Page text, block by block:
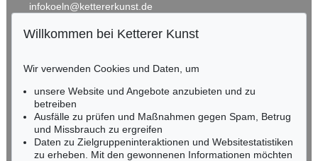
Auktion 523 - Lot 361
Ergebnis:€ 137.500
infokoeln@kettererkunst.de
RHEINLAND-PFALZ
Miriam Heß
Tel.: +49 (0)62 21 58 80-038
Fax: +49 (0)62 21 58 80-595
infoheidelberg@kettererkunst.de
Willkommen bei Ketterer Kunst
Wir verwenden Cookies und Daten, um
unsere Website und Angebote anzubieten und zu
betreiben
Ausfälle zu prüfen und Maßnahmen gegen Spam, Betrug
und Missbrauch zu ergreifen
Daten zu Zielgruppeninteraktionen und Websitestatistiken
zu erheben. Mit den gewonnenen Informationen möchten